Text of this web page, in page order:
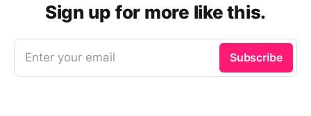
Sign up for more like this.
Enter your email Subscribe